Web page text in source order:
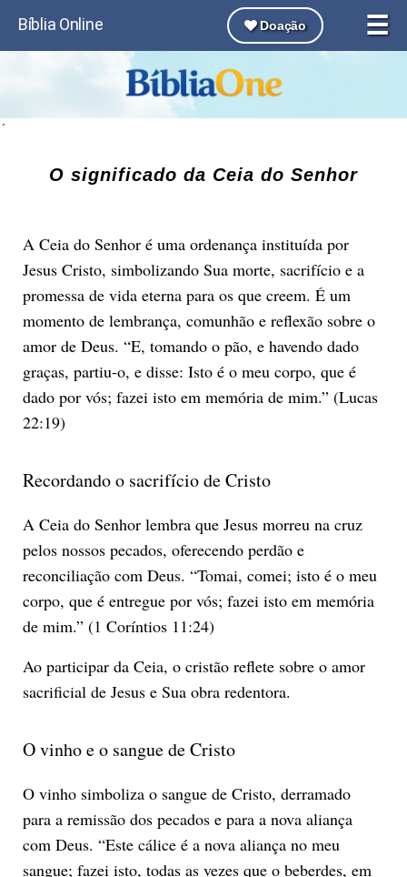
☰
Bíblia Online Doação
´
O significado da Ceia do Senhor
A Ceia do Senhor é uma ordenança instituída por
Jesus Cristo, simbolizando Sua morte, sacrifício e a
promessa de vida eterna para os que creem. É um
momento de lembrança, comunhão e reflexão sobre o
amor de Deus. “E, tomando o pão, e havendo dado
graças, partiu-o, e disse: Isto é o meu corpo, que é
dado por vós; fazei isto em memória de mim.” (Lucas
22:19)
Recordando o sacrifício de Cristo
A Ceia do Senhor lembra que Jesus morreu na cruz
pelos nossos pecados, oferecendo perdão e
reconciliação com Deus. “Tomai, comei; isto é o meu
corpo, que é entregue por vós; fazei isto em memória
de mim.” (1 Coríntios 11:24)
Ao participar da Ceia, o cristão reflete sobre o amor
sacrificial de Jesus e Sua obra redentora.
O vinho e o sangue de Cristo
O vinho simboliza o sangue de Cristo, derramado
para a remissão dos pecados e para a nova aliança
com Deus. “Este cálice é a nova aliança no meu
sangue; fazei isto, todas as vezes que o beberdes, em